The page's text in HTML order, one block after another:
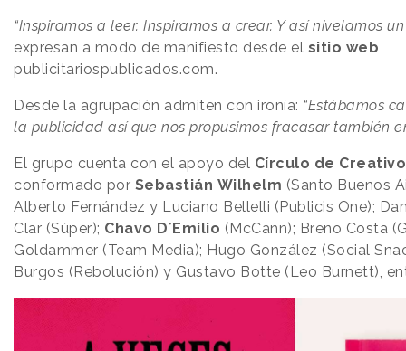
“Inspiramos a leer. Inspiramos a crear. Y así nivelamos
expresan a modo de manifiesto desde el sitio web
publicitariospublicados.com.
Desde la agrupación admiten con ironía: “Estábamos
la publicidad así que nos propusimos fracasar también
El grupo cuenta con el apoyo del Círculo de
conformado por Sebastián Wilhelm (Santo Buenos
Alberto Fernández y Luciano Bellelli (Publicis One);
Clar (Súper); Chavo D´Emilio (McCann); Breno Costa
Goldammer (Team Media); Hugo González (Social
Burgos (Rebolución) y Gustavo Botte (Leo Burnett),